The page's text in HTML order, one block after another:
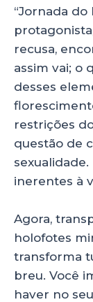
“Jornada
recusa,
assim vai; o
desses
restrições
questão de
inerentes à
Agora,
holofotes
transforma
breu. Você
haver no